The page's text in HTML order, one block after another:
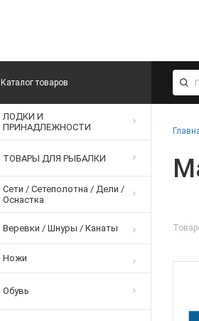
Каталог товаров
ЛОДКИ И
ПРИНАДЛЕЖНОСТИ
ТОВАРЫ ДЛЯ РЫБАЛКИ
Сети / Сетеполотна / Дели /
Оснастка
Веревки / Шнуры / Канаты
Ножи
Обувь